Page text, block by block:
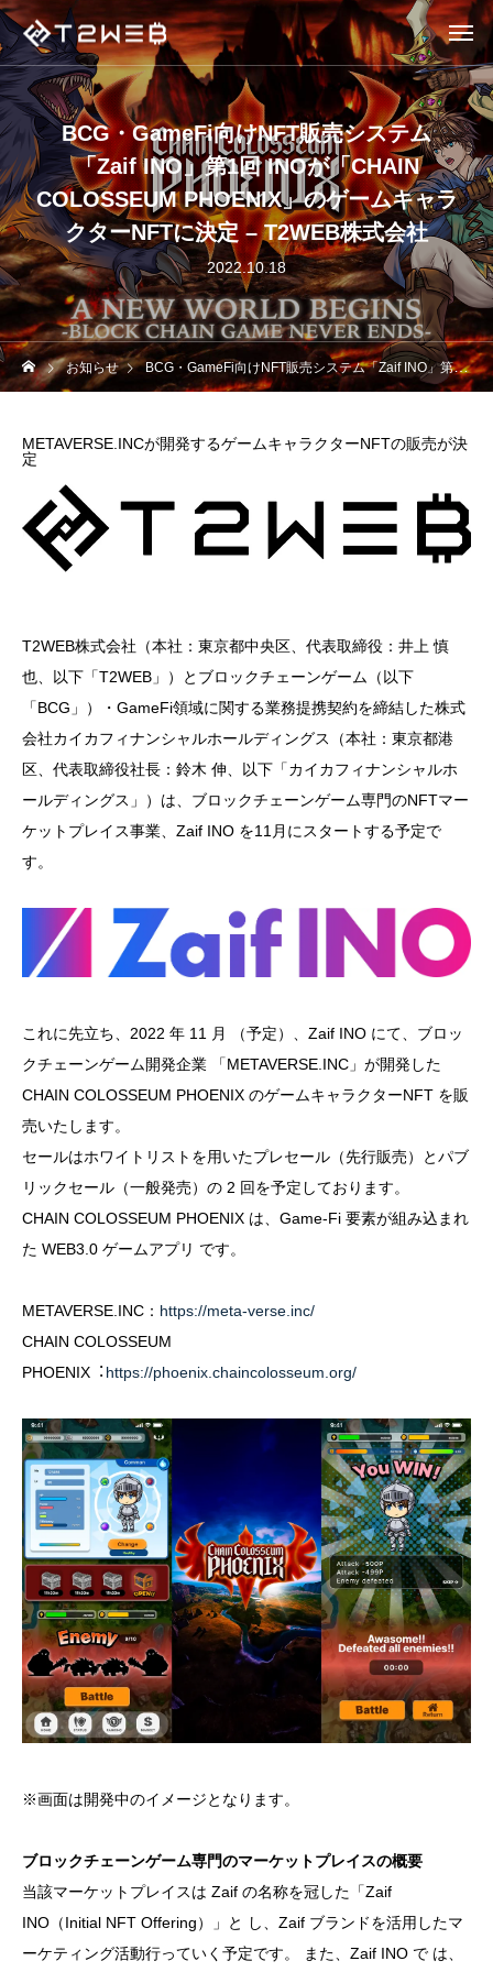
BCG・GameFi向けNFT販売システム
「Zaif INO」第1回 INOが「CHAIN
COLOSSEUM PHOENIX」のゲームキャラ
クターNFTに決定 – T2WEB株式会社
2022.10.18
お知らせ BCG・GameFi向けNFT販売システム「Zaif INO」第1回 INOが「CHAIN COLOSSEUM PHOENIX」のゲームキャラクターNFTに決定 – T2WEB株式会社
METAVERSE.INCが開発するゲームキャラクターNFTの販売が決
定
T2WEB株式会社（本社：東京都中央区、代表取締役：井上 慎
也、以下「T2WEB」）とブロックチェーンゲーム（以下
「BCG」）・GameFi領域に関する業務提携契約を締結した株式
会社カイカフィナンシャルホールディングス（本社：東京都港
区、代表取締役社長：鈴木 伸、以下「カイカフィナンシャルホ
ールディングス」）は、ブロックチェーンゲーム専門のNFTマー
ケットプレイス事業、Zaif INO を11月にスタートする予定で
す。
これに先立ち、2022 年 11 月 （予定）、Zaif INO にて、ブロッ
クチェーンゲーム開発企業 「METAVERSE.INC」が開発した
CHAIN COLOSSEUM PHOENIX のゲームキャラクターNFT を販
売いたします。
セールはホワイトリストを用いたプレセール（先行販売）とパブ
リックセール（一般発売）の 2 回を予定しております。
CHAIN COLOSSEUM PHOENIX は、Game-Fi 要素が組み込まれ
た WEB3.0 ゲームアプリ です。
METAVERSE.INC： https://meta-verse.inc/
CHAIN COLOSSEUM
PHOENIX︓ https://phoenix.chaincolosseum.org/
※画面は開発中のイメージとなります。
ブロックチェーンゲーム専門のマーケットプレイスの概要
当該マーケットプレイスは Zaif の名称を冠した「Zaif
INO（Initial NFT Offering）」と し、Zaif ブランドを活用したマ
ーケティング活動行っていく予定です。 また、Zaif INO で は、